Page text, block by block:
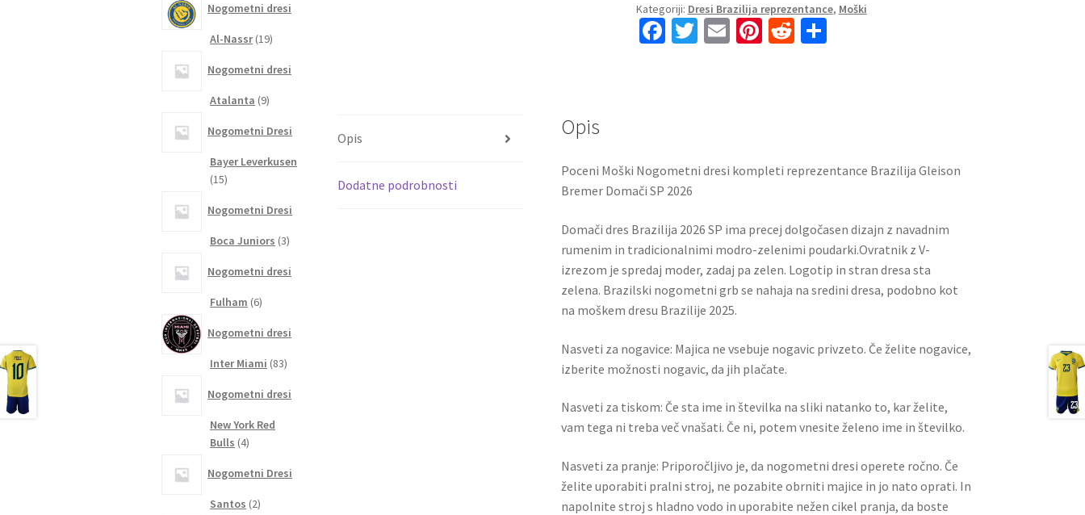
reprezentance
Brazilija
+
Kratke
količina
Kategoriji: Dresi Brazilija reprezentance, Moški
Fa T E Pi R S
Opis
Dodatne podrobnosti
Opis
Poceni Moški Nogometni dresi kompleti reprezentance Brazilija Gleison
Bremer Domači SP 2026
Domači dres Brazilija 2026 SP ima precej dolgočasen dizajn z navadnim
rumenim in tradicionalnimi modro-zelenimi poudarki.Ovratnik z V-
izrezom je spredaj moder, zadaj pa zelen. Logotip in stran dresa sta
zelena. Brazilski nogometni grb se nahaja na sredini dresa, podobno kot
na moškem dresu Brazilije 2025.
Nasveti za nogavice: Majica ne vsebuje nogavic privzeto. Če želite nogavice,
izberite možnosti nogavic, da jih plačate.
Nasveti za tiskom: Če sta ime in številka na sliki natanko to, kar želite,
vam tega ni treba več vnašati. Če ni, potem vnesite želeno ime in številko.
Nasveti za pranje: Priporočljivo je, da nogometni dresi operete ročno. Če
želite uporabiti pralni stroj, ne pozabite obrniti majice in jo nato oprati. In
napolnite stroj s hladno vodo in uporabite nežen cikel pranja, da boste
Nogometni dresi
Al-Nassr 1919
Nogometni dresi
Atalanta 99
Nogometni Dresi
Bayer Leverkusen
1515
Nogometni Dresi
Boca Juniors 33
Nogometni dresi
Fulham 66
Nogometni dresi
Inter Miami 8383
Nogometni dresi
New York Red
Bulls 44
Nogometni Dresi
Santos 22